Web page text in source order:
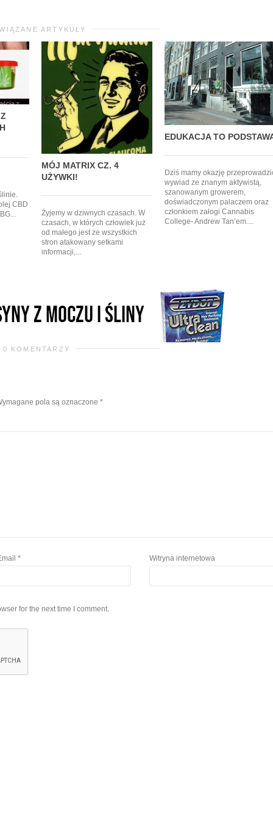
ARTYKUŁY
CBD
MÓJ MATRIX CZ. 4
UŻYWKI!
Żyjemy w dziwnych czasach. W
czasach, w których człowiek już
od małego jest ze wszystkich
stron atakowany setkami
informacji,...
EDUKACJA TO
Dziś mamy okazję
wywiad ze znanym aktywistą,
szanowanym growerem,
doświadczonym palaczem oraz
członkiem załogi Cannabis
College- Andrew Tan’em....
0 KOMENTARZY
pola są oznaczone *
* Witryna internetowa
for the next time I comment.